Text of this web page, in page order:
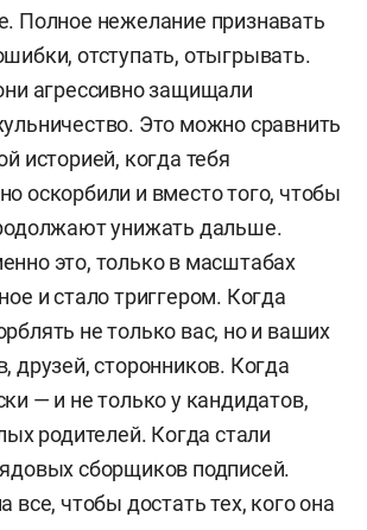
Полное нежелание признавать
отступать, отыгрывать.
агрессивно защищали
Это можно сравнить
историей, когда тебя
оскорбили и вместо того, чтобы
унижать дальше.
это, только в масштабах
и стало триггером. Когда
не только вас, но и ваших
друзей, сторонников. Когда
— и не только у кандидатов,
родителей. Когда стали
сборщиков подписей.
все, чтобы достать тех, кого она